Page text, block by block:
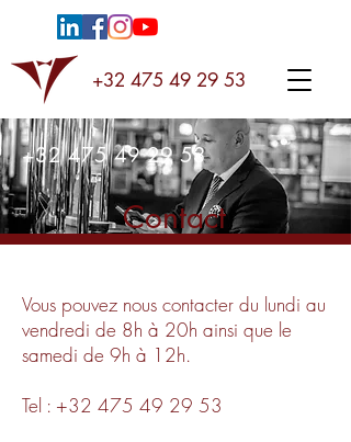
+32 475 49 29 53
+32 475 49 29 53
Contact
Vous pouvez nous contacter du lundi au
vendredi de 8h à 20h ainsi que le
samedi de 9h à 12h.
Tel : +32 475 49 29 53